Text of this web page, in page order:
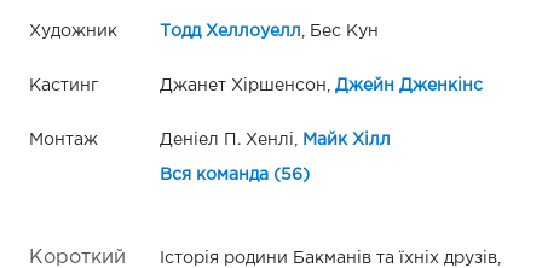
Художник Тодд Хеллоуелл , Бес Кун
Кастинг Джанет Хіршенсон, Джейн Дженкінс
Монтаж Деніел П. Хенлі, Майк Хілл
Вся команда (56)
Короткий
Історія родини Бакманів та їхніх друзів,